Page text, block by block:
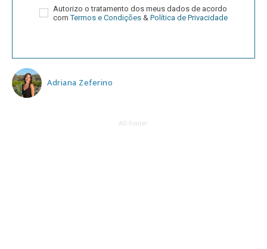
Autorizo o tratamento dos meus dados de acordo
comTermos e Condições & Política de Privacidade
Adriana Zeferino
AD Footer